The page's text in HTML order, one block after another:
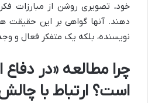
خود، تصویری روشن از مبارزات
دهند. آنها گواهی بر این حقیقت
نویسنده، بلکه یک متفکر فعال و
چرا مطالعه «در
است؟ ارتباط با